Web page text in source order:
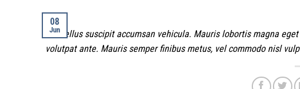
08
Jun
Phasellus suscipit accumsan vehicula. Mauris lobortis magna
volutpat ante. Mauris semper finibus metus, vel commodo nisl